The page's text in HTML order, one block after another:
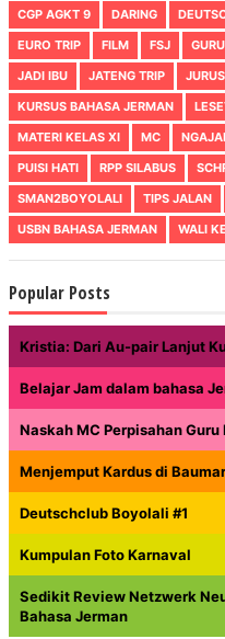
CGP AGKT 9
DARING
EURO TRIP
FILM FSJ
JADI IBU
JATENG TRIP
KURSUS BAHASA JERMAN
MATERI KELAS XI
MC
PUISI HATI
RPP SILABUS
SMAN2BOYOLALI
TIPS JALAN
USBN BAHASA JERMAN
WALI
Popular Posts
Kristia: Dari Au-pair Lanjut
Belajar Jam dalam bahasa
Naskah MC Perpisahan Guru
Menjemput Kardus di
Deutschclub Boyolali #1
Kumpulan Foto Karnaval
Sedikit Review Netzwerk
Bahasa Jerman